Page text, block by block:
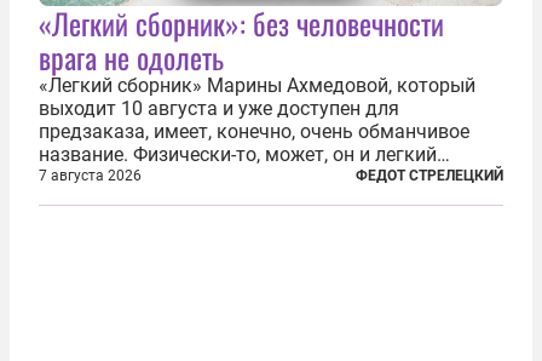
«Легкий сборник»: без человечности
врага не одолеть
«Легкий сборник» Марины Ахмедовой, который
выходит 10 августа и уже доступен для
предзаказа, имеет, конечно, очень обманчивое
название. Физически-то, может, он и легкий
относительно. Но метафизически —
безотносительно тяжелый. Десять рассказов,
7 августа 2026 ФЕДОТ СТРЕЛЕЦКИЙ